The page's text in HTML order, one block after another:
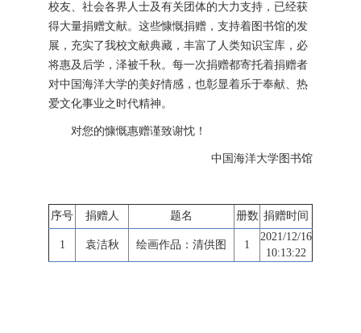
校友、社会各界人士及有关团体的大力支持，已经获
得大量捐赠文献。这些慷慨捐赠，支持着图书馆的发
展，充实了我校文献典藏，丰富了人类知识宝库，必
将惠及后学，泽被千秋。每一次捐赠都寄托着捐赠者
对中国海洋大学的美好情感，也彰显着乐于奉献、热
爱文化事业之时代精神。
对您的慷慨惠赠谨致谢忱！
中国海洋大学图书馆
序号 捐赠人 题名 册数 捐赠时间
1 袁洁秋 绘画作品：清供图 1
2021/12/16
10:13:22